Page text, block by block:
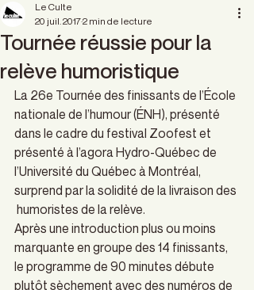
Tournée réussie pour la
relève humoristique
Le Culte
20 juil. 20172 min de lecture
La 26e Tournée des finissants de l’École
nationale de l’humour (ÉNH), présenté
dans le cadre du festival Zoofest et
présenté à l’agora Hydro-Québec de
l’Université du Québec à Montréal,
surprend par la solidité de la livraison des
humoristes de la relève.
Après une introduction plus ou moins
marquante en groupe des 14 finissants,
le programme de 90 minutes débute
plutôt sèchement avec des numéros de